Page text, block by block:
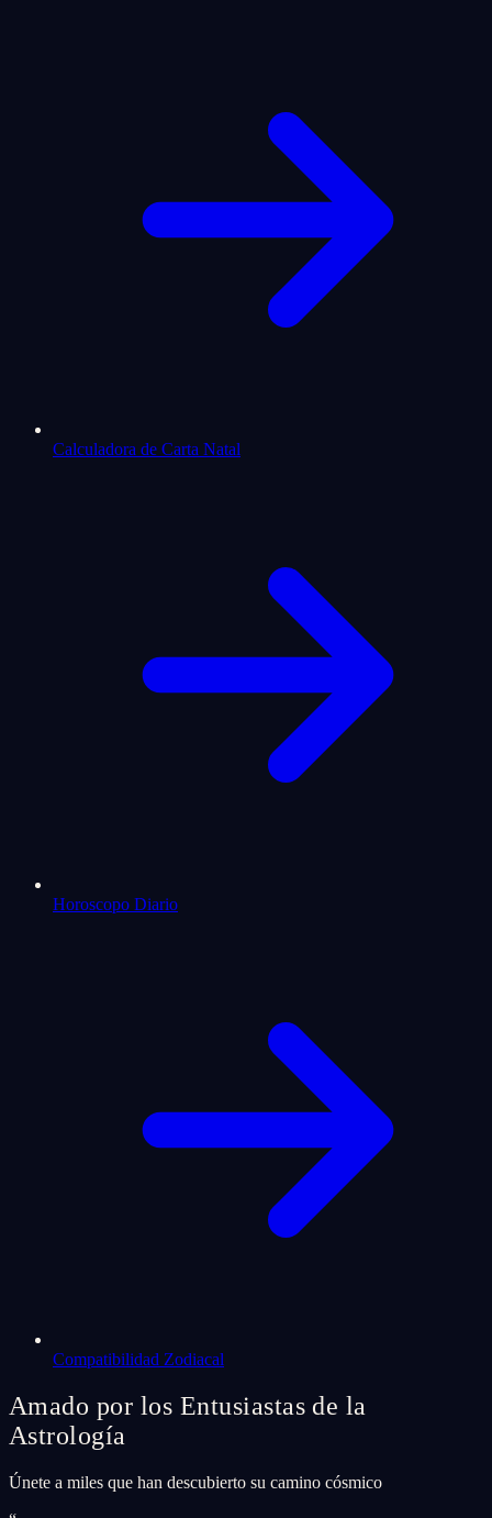
Calculadora de Carta Natal
Horoscopo Diario
Compatibilidad Zodiacal
Amado por los Entusiastas de la
Astrología
Únete a miles que han descubierto su camino cósmico